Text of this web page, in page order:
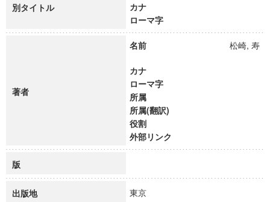
別タイトル
カナ
ローマ字
著者
名前 松崎, 寿
カナ
ローマ字
所属
所属(翻訳)
役割
外部リンク
版
出版地 東京